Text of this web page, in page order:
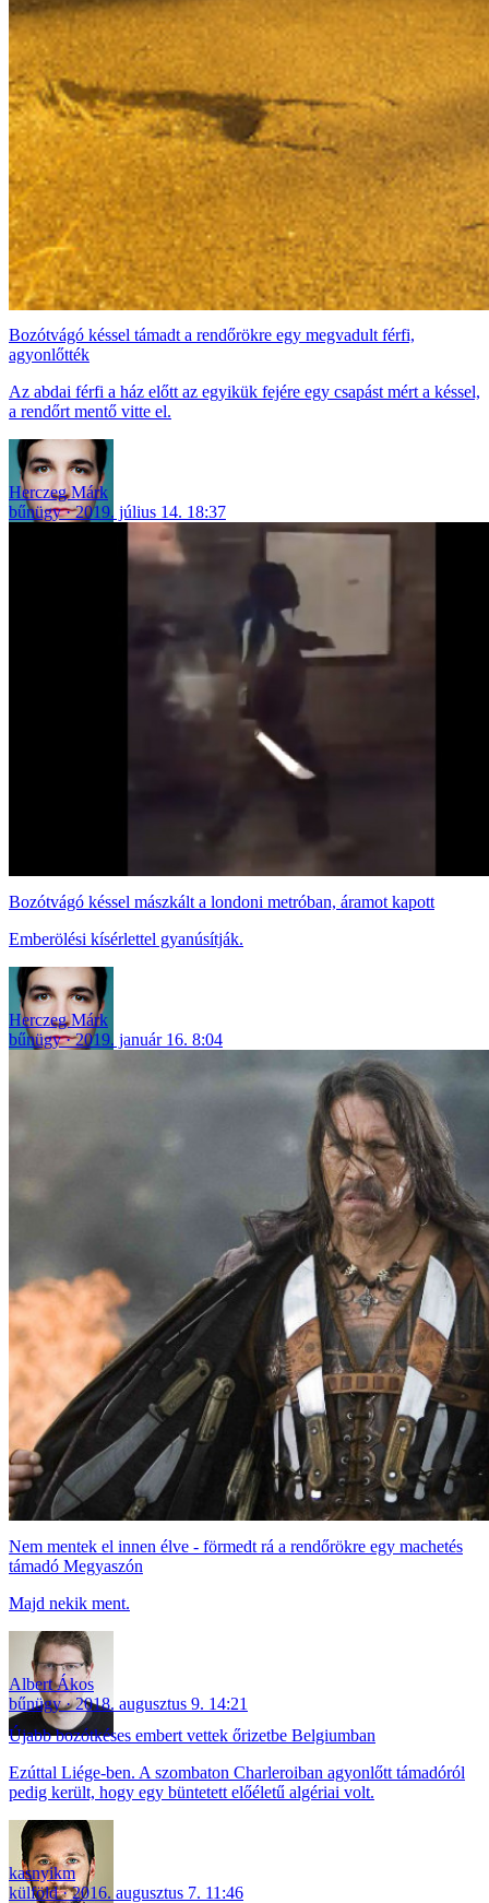
Bozótvágó késsel támadt a rendőrökre egy megvadult férfi,
agyonlőtték
Az abdai férfi a ház előtt az egyikük fejére egy csapást mért a késsel,
a rendőrt mentő vitte el.
Herczeg Márk
bűnügy
2019. július 14. 18:37
Bozótvágó késsel mászkált a londoni metróban, áramot kapott
Emberölési kísérlettel gyanúsítják.
Herczeg Márk
bűnügy
2019. január 16. 8:04
Nem mentek el innen élve - förmedt rá a rendőrökre egy machetés
támadó Megyaszón
Majd nekik ment.
Albert Ákos
bűnügy
2018. augusztus 9. 14:21
Újabb bozótkéses embert vettek őrizetbe Belgiumban
Ezúttal Liége-ben. A szombaton Charleroiban agyonlőtt támadóról
pedig került, hogy egy büntetett előéletű algériai volt.
kasnyikm
külföld
2016. augusztus 7. 11:46